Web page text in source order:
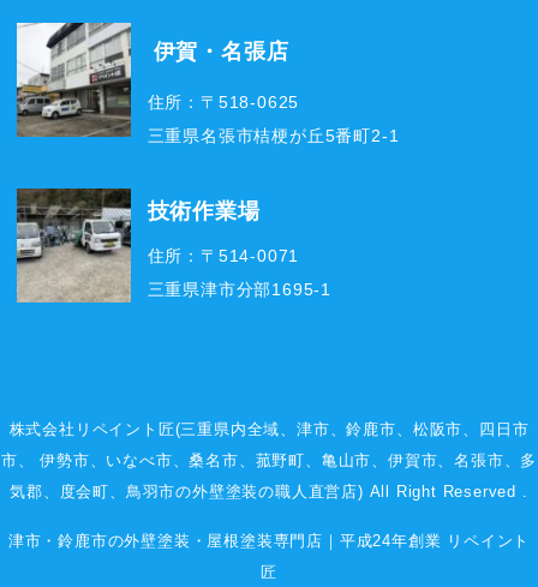
伊賀・名張店
住所：〒518-0625
三重県名張市桔梗が丘5番町2-1
技術作業場
住所：〒514-0071
三重県津市分部1695-1
株式会社リペイント匠(三重県内全域、津市、鈴鹿市、 松阪市、 四日市
市、 伊勢市、いなべ市、桑名市、菰野町、 亀山市、伊賀市、名張市、多
気郡、度会町、鳥羽市の外壁塗装の職人直営店) All Right Reserved .
津市・鈴鹿市の外壁塗装・屋根塗装専門店｜平成24年創業 リペイント
匠